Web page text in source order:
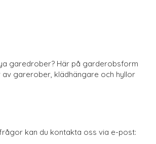
garedrober? Här på garderobsform
av garerober, klädhängare och hyllor
kan du kontakta oss via e-post: